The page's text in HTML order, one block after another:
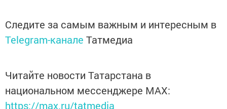
Следите за самым важным и интересным в
Telegram-канале Татмедиа
Читайте новости Татарстана в
национальном мессенджере MАХ:
https://max.ru/tatmedia